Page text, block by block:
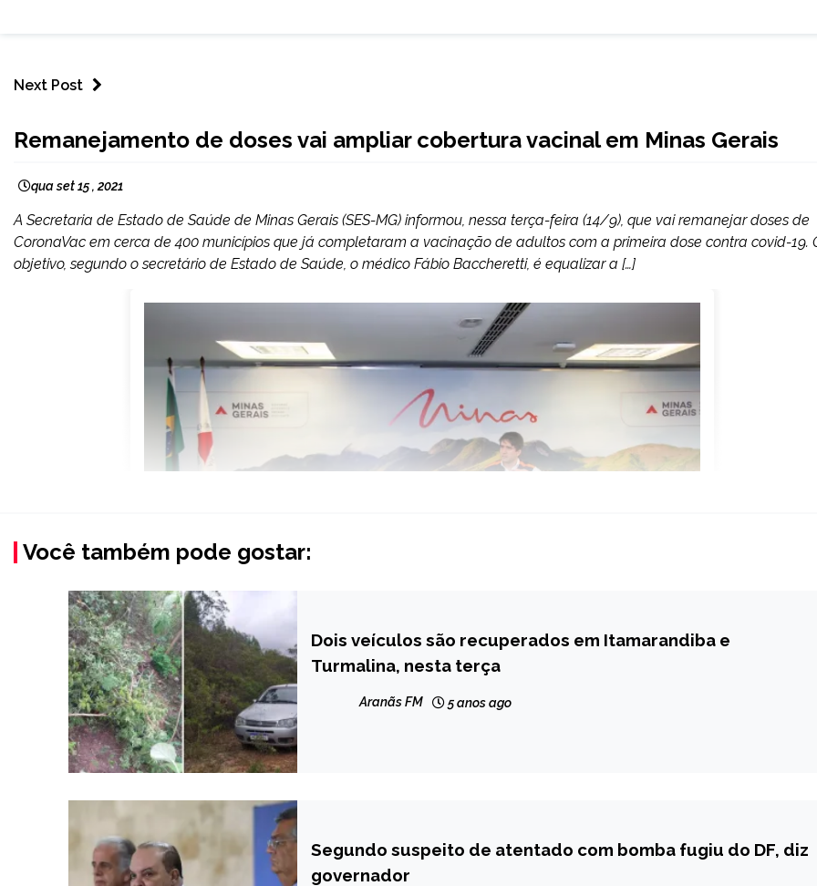
Next Post
GERAIS
Remanejamento de doses vai ampliar cobertura vacinal em Minas Gerais
qua set 15 , 2021
A Secretaria de Estado de Saúde de Minas Gerais (SES-MG) informou, nessa terça-feira (14/9), que vai remanejar doses de
CoronaVac em cerca de 400 municípios que já completaram a vacinação de adultos com a primeira dose contra covid-19.
objetivo, segundo o secretário de Estado de Saúde, o médico Fábio Baccheretti, é equalizar a […]
Você também pode gostar:
CAPELINHA
MINAS
Dois veículos são recuperados em Itamarandiba e
Turmalina, nesta terça
Aranãs FM 5 anos ago
BRASIL
NOTÍCIAS
Segundo suspeito de atentado com bomba fugiu do DF, diz
governador